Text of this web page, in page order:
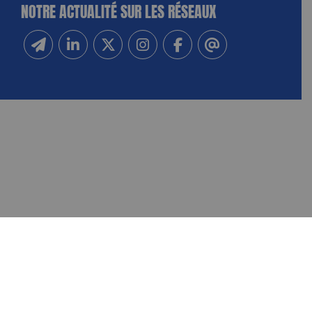
NOTRE ACTUALITÉ SUR LES RÉSEAUX